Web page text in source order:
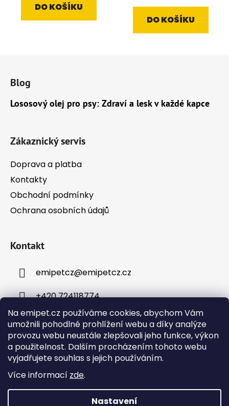
Na emipet.cz používáme cookies, abychom Vám
umožnili pohodlné prohlížení webu a díky analýze
provozu webu neustále zlepšovali jeho funkce, výkon
a použitelnost. Dalším procházením tohoto webu
vyjadřujete souhlas s jejich používáním.
Více informací zde.
Nastavení
DO KOŠÍKU
DO KOŠÍKU
Blog
Lososový olej pro psy: Zdraví a lesk v každé kapce
Zákaznický servis
Doprava a platba
Kontakty
Obchodní podmínky
Ochrana osobních údajů
Kontakt
emipetcz@emipetcz.cz
+420 724118774
Instagram